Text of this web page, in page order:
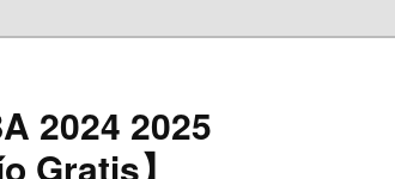
2024 2025
Gratis】